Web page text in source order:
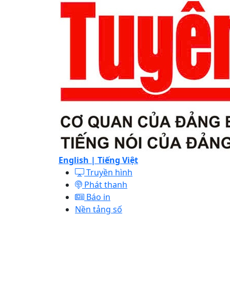
English | Tiếng Việt
Truyền hình
Phát thanh
Báo in
Nền tảng số